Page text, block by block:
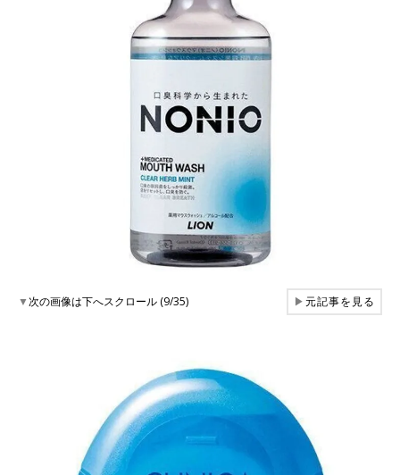
▼次の画像は下へスクロール (9/35) ▶元記事を見る